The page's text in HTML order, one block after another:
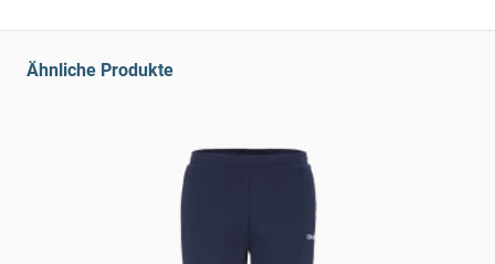
Ähnliche Produkte